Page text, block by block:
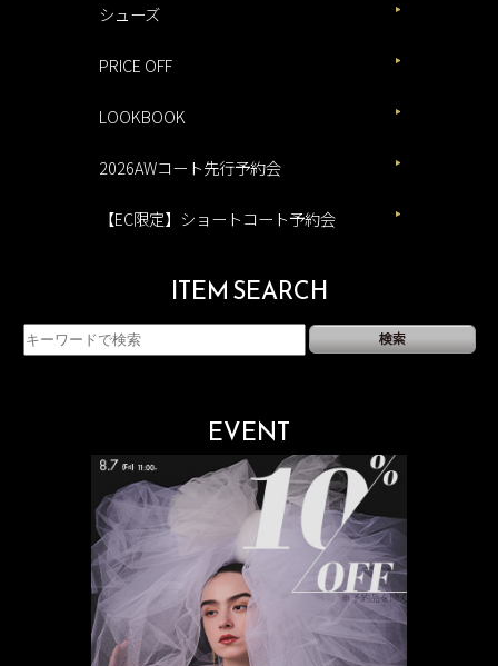
シューズ
PRICE OFF
LOOKBOOK
2026AWコート先行予約会
【EC限定】ショートコート予約会
ITEM SEARCH
EVENT